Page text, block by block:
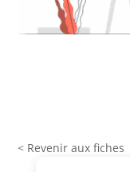
< Revenir aux fiches